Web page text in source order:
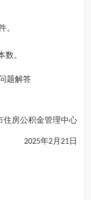
。
数。
题解答
住房公积金管理中心
2025年2月 21日